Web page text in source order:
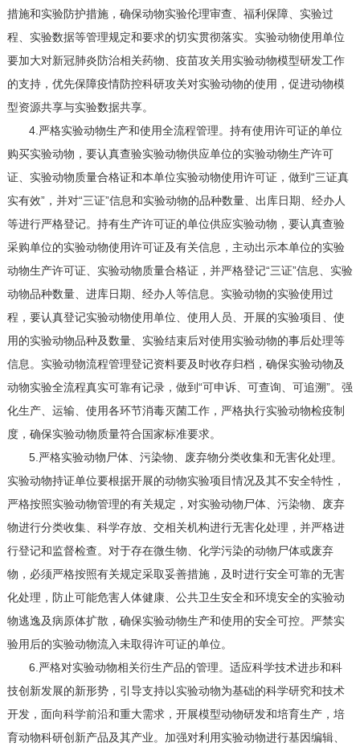
措施和实验防护措施，确保动物实验伦理审查、福利保障、实验过
程、实验数据等管理规定和要求的切实贯彻落实。实验动物使用单位
要加大对新冠肺炎防治相关药物、疫苗攻关用实验动物模型研发工作
的支持，优先保障疫情防控科研攻关对实验动物的使用，促进动物模
型资源共享与实验数据共享。
4.严格实验动物生产和使用全流程管理。持有使用许可证的单位
购买实验动物，要认真查验实验动物供应单位的实验动物生产许可
证、实验动物质量合格证和本单位实验动物使用许可证，做到“三证真
实有效”，并对“三证”信息和实验动物的品种数量、出库日期、经办人
等进行严格登记。持有生产许可证的单位供应实验动物，要认真查验
采购单位的实验动物使用许可证及有关信息，主动出示本单位的实验
动物生产许可证、实验动物质量合格证，并严格登记“三证”信息、实验
动物品种数量、进库日期、经办人等信息。实验动物的实验使用过
程，要认真登记实验动物使用单位、使用人员、开展的实验项目、使
用的实验动物品种及数量、实验结束后对使用实验动物的事后处理等
信息。实验动物流程管理登记资料要及时收存归档，确保实验动物及
动物实验全流程真实可靠有记录，做到“可申诉、可查询、可追溯”。强
化生产、运输、使用各环节消毒灭菌工作，严格执行实验动物检疫制
度，确保实验动物质量符合国家标准要求。
5.严格实验动物尸体、污染物、废弃物分类收集和无害化处理。
实验动物持证单位要根据开展的动物实验项目情况及其不安全特性，
严格按照实验动物管理的有关规定，对实验动物尸体、污染物、废弃
物进行分类收集、科学存放、交相关机构进行无害化处理，并严格进
行登记和监督检查。对于存在微生物、化学污染的动物尸体或废弃
物，必须严格按照有关规定采取妥善措施，及时进行安全可靠的无害
化处理，防止可能危害人体健康、公共卫生安全和环境安全的实验动
物逃逸及病原体扩散，确保实验动物生产和使用的安全可控。严禁实
验用后的实验动物流入未取得许可证的单位。
6.严格对实验动物相关衍生产品的管理。适应科学技术进步和科
技创新发展的新形势，引导支持以实验动物为基础的科学研究和技术
开发，面向科学前沿和重大需求，开展模型动物研发和培育生产，培
育动物科研创新产品及其产业。加强对利用实验动物进行基因编辑、